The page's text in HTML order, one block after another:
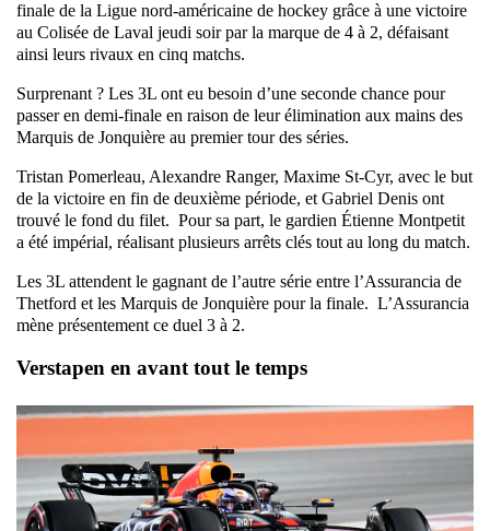
finale de la Ligue nord-américaine de hockey grâce à une victoire
au Colisée de Laval jeudi soir par la marque de 4 à 2, défaisant
ainsi leurs rivaux en cinq matchs.
Surprenant ? Les 3L ont eu besoin d’une seconde chance pour
passer en demi-finale en raison de leur élimination aux mains des
Marquis de Jonquière au premier tour des séries.
Tristan Pomerleau, Alexandre Ranger, Maxime St-Cyr, avec le but
de la victoire en fin de deuxième période, et Gabriel Denis ont
trouvé le fond du filet. Pour sa part, le gardien Étienne Montpetit
a été impérial, réalisant plusieurs arrêts clés tout au long du match.
Les 3L attendent le gagnant de l’autre série entre l’Assurancia de
Thetford et les Marquis de Jonquière pour la finale. L’Assurancia
mène présentement ce duel 3 à 2.
Verstapen en avant tout le temps